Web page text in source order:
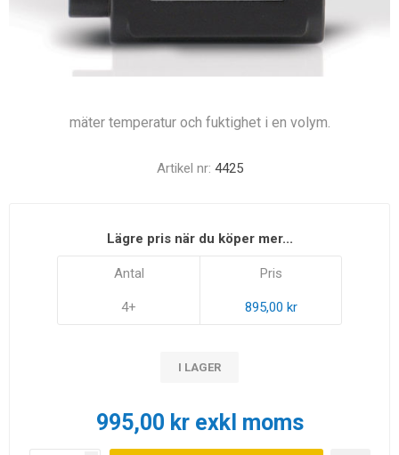
mäter temperatur och fuktighet i en volym.
Artikel nr: 4425
Lägre pris när du köper mer...
Antal
4+
Pris
895,00 kr
I LAGER
995,00 kr exkl moms